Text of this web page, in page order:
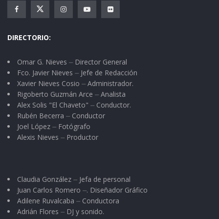
en esta 6ta. Asamblea Plenaria destacan los
nuevo Sistema de Justicia Penal, el Desarrollo
Social y Económico enfocado a la Reforma para
el Campo y a la movilidad que necesita México, y
para concluir este evento los temas de
Parlamento Abierto y Transparencia; este
último enfocado en la discusión nacional del
DIRECTORIO:
Omar G. Nieves ⏤ Director General
Fco. Javier Nieves ⏤ Jefe de Redacción
Xavier Nieves Cosio ⏤ Administrador.
Rigoberto Guzmán Arce ⏤ Analista
Alex Solis "El Chaveto" ⏤ Conductor.
Rubén Becerra ⏤ Conductor
Joel López ⏤ Fotógrafo
Alexis Nieves ⏤ Productor
Claudia González ⏤ Jefa de personal
Juan Carlos Romero ⏤. Diseñador Gráfico
Adilene Ruvalcaba ⏤ Conductora
Adrián Flores ⏤ DJ y sonido.